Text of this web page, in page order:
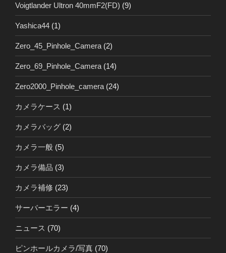
Voigtlander Ultron 40mmF2(FD) (9)
Yashica44 (1)
Zero_45_Pinhole_Camera (2)
Zero_69_Pinhole_Camera (14)
Zero2000_Pinhole_camera (24)
カメラケース (1)
カメラバッグ (2)
カメラ一般 (5)
カメラ備品 (3)
カメラ補修 (23)
サーバーエラー (4)
ニュース (70)
ピンホールカメラ/写真 (70)